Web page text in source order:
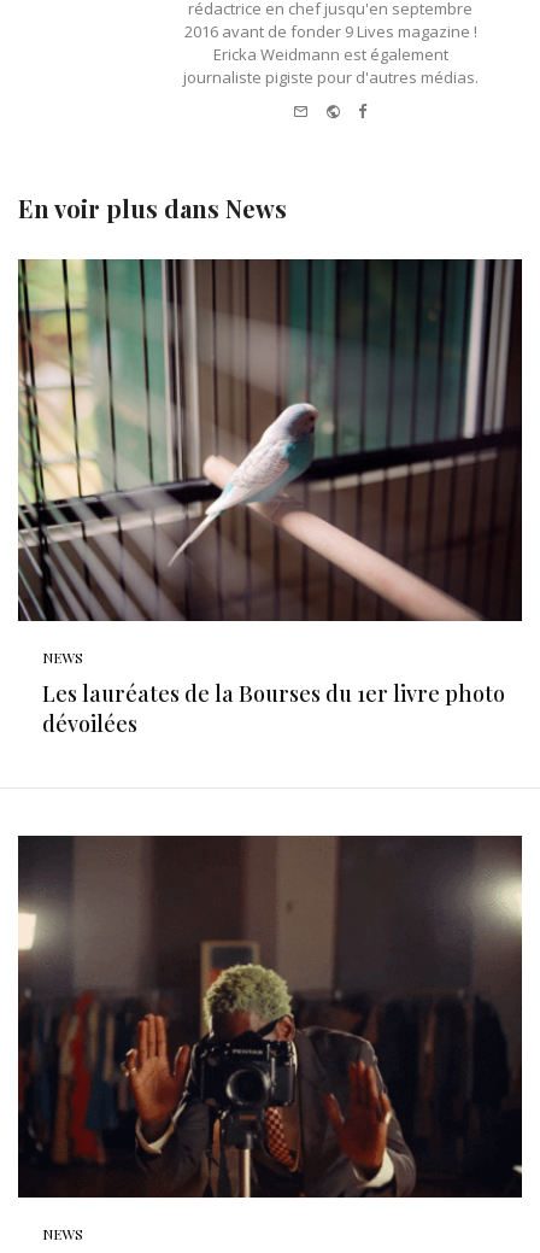
rédactrice en chef jusqu'en septembre
2016 avant de fonder 9 Lives magazine !
Ericka Weidmann est également
journaliste pigiste pour d'autres médias.
Website
Facebook
En voir plus dans News
NEWS
Les lauréates de la Bourses du 1er livre photo
dévoilées
NEWS